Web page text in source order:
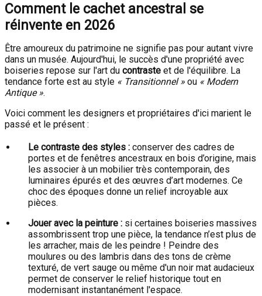
Comment le cachet ancestral se
réinvente en 2026
Être amoureux du patrimoine ne signifie pas pour autant vivre
dans un musée. Aujourd'hui, le succès d'une propriété avec
boiseries repose sur l'art du contraste et de l'équilibre. La
tendance forte est au style « Transitionnel » ou « Modern
Antique ».
Voici comment les designers et propriétaires d'ici marient le
passé et le présent :
Le contraste des styles : conserver des cadres de
portes et de fenêtres ancestraux en bois d’origine, mais
les associer à un mobilier très contemporain, des
luminaires épurés et des œuvres d’art modernes. Ce
choc des époques donne un relief incroyable aux
pièces.
Jouer avec la peinture : si certaines boiseries massives
assombrissent trop une pièce, la tendance n’est plus de
les arracher, mais de les peindre ! Peindre des
moulures ou des lambris dans des tons de crème
texturé, de vert sauge ou même d'un noir mat audacieux
permet de conserver le relief historique tout en
modernisant instantanément l'espace.